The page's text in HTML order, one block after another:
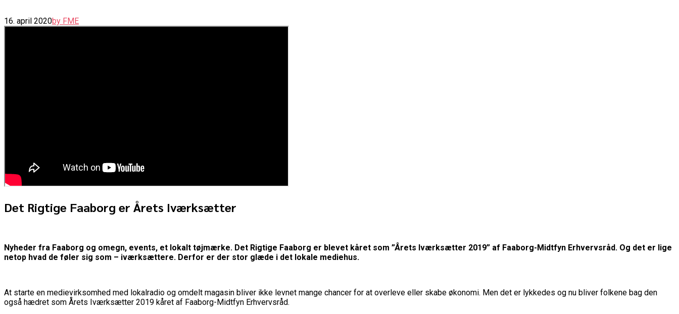
16. april 2020by FME
Det Rigtige Faaborg er Årets Iværksætter
Nyheder fra Faaborg og omegn, events, et lokalt tøjmærke. Det Rigtige Faaborg er blevet kåret som ”Årets Iværksætter 2019” af Faaborg-Midtfyn Erhvervsråd. Og det er lige
netop hvad de føler sig som – iværksættere. Derfor er der stor glæde i det lokale mediehus.
At starte en medievirksomhed med lokalradio og omdelt magasin bliver ikke levnet mange chancer for at overleve eller skabe økonomi. Men det er lykkedes og nu bliver folkene bag den
også hædret som Årets Iværksætter 2019 kåret af Faaborg-Midtfyn Erhvervsråd.